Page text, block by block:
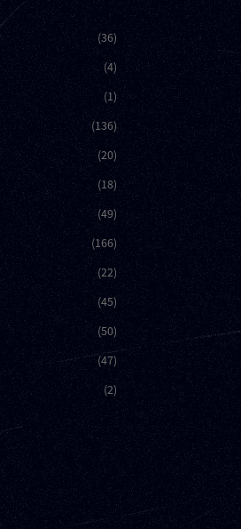
(36)
(4)
(1)
(136)
(20)
(18)
(49)
(166)
(22)
(45)
(50)
(47)
(2)